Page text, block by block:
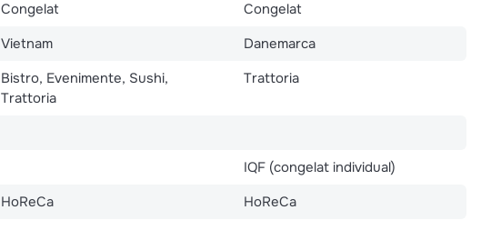
Congelat
Congelat
Vietnam Danemarca
Bistro, Evenimente, Sushi,
Trattoria
Trattoria
IQF (congelat individual)
HoReCa HoReCa